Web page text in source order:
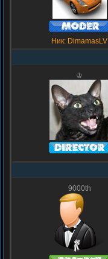
Ник: DimamasLV
♔
9000th